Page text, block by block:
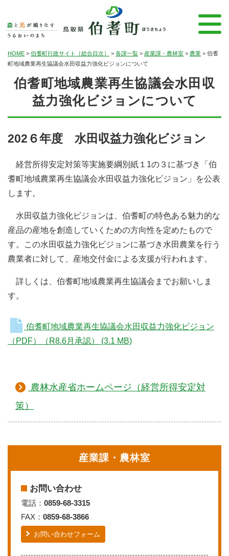
HOME > 伯耆町行政サイト［総合目次］ > 各課一覧 > 産業課・農林室 > 農業 > 伯耆
町地域農業再生協議会水田収益力強化ビジョンについて
伯耆町地域農業再生協議会水田収
益力強化ビジョンについて
202６年度 水田収益力強化ビジョン
経営所得安定対策等実施要綱別紙１1の３に基づき「伯
耆町地域農業再生協議会水田収益力強化ビジョン」を公表
します。
水田収益力強化ビジョンは、伯耆町の特色ある魅力的な
産品の産地を創造していくための方向性を定めたもので
す。
この水田収益力強化ビジョンに基づき水田農業を行う
農業者に対して、産地交付金による支援が行われます。
詳しくは、伯耆町地域農業再生協議会までお願いしま
す。
伯耆町地域農業再生協議会水田収益力強化ビジョン
（PDF）（R8.6月承認） (3.1 MB)
農林水産省ホームページ（経営所得安定対
策）
産業課・農林室
お問い合わせ
電話： 0859-68-3315
FAX： 0859-68-3866
お問い合わせフォーム